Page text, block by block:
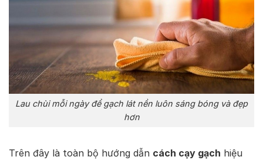
Lau chùi mỗi ngày để gạch lát nền luôn sáng bóng và đẹp
hơn
Trên đây là toàn bộ hướng dẫn cách cạy gạch hiệu